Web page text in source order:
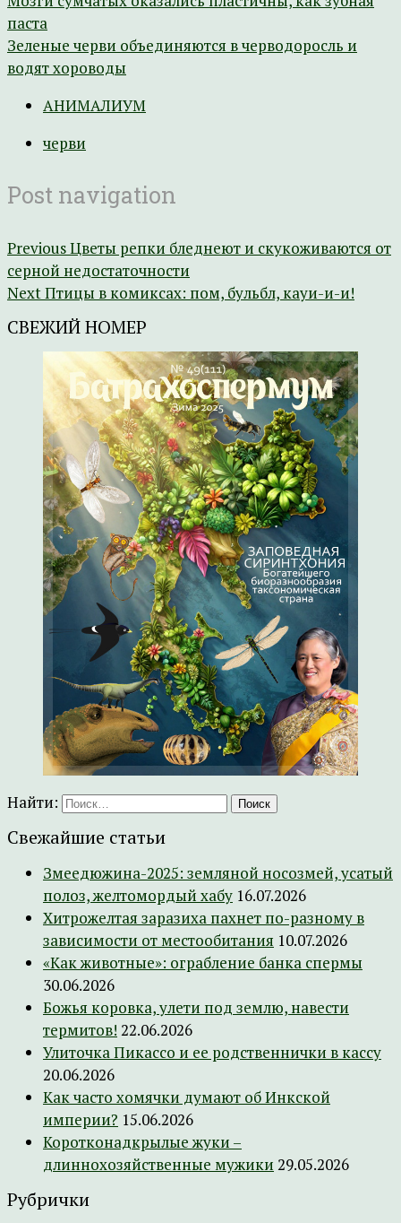
паста
Зеленые черви объединяются в черводоросль и
водят хороводы
АНИМАЛИУМ
черви
Post navigation
PreviousЦветы репки бледнеют и скукоживаются от
серной недостаточности
NextПтицы в комиксах: пом, бульбл, кауи-и-и!
СВЕЖИЙ НОМЕР
Найти:
Свежайшие статьи
Змеедюжина-2025: земляной носозмей, усатый
полоз, желтомордый хабу 16.07.2026
Хитрожелтая заразиха пахнет по-разному в
зависимости от местообитания 10.07.2026
«Как животные»: ограбление банка спермы
30.06.2026
Божья коровка, улети под землю, навести
термитов! 22.06.2026
Улиточка Пикассо и ее родственнички в кассу
20.06.2026
Как часто хомячки думают об Инкской
империи? 15.06.2026
Коротконадкрылые жуки –
длиннохозяйственные мужики 29.05.2026
Рубрички